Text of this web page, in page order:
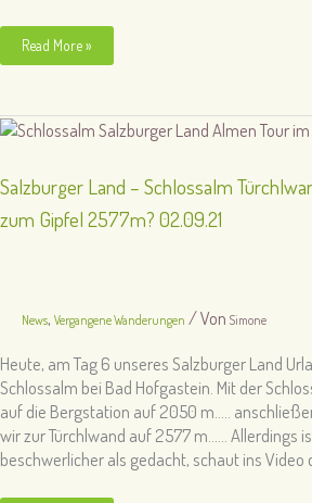
Animal
2021
die
große
Read More »
Salzburger Land – Schlossalm
zum Gipfel 2577m? 02.09.21
News, Vergangene Wanderungen / Von Simone
Heute, am Tag 6 unseres Salzburger Land
Schlossalm bei Bad Hofgastein. Mit der
auf die Bergstation auf 2050 m…..
wir zur Türchlwand auf 2577 m…… Allerdings
beschwerlicher als gedacht, schaut ins Video